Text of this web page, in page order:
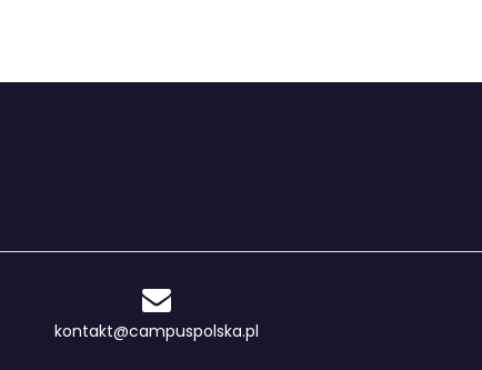
kontakt@campuspolska.pl